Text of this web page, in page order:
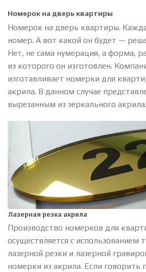
Номерок на дверь квартиры
Номерок на дверь квартиры.
номер. А вот какой он будет —
Нет, не сама нумерация, а форма,
из которого он изготовлен.
изготавливает номерки для
акрила. В данном случае
вырезанным из зеркального акрила.
Лазерная резка акрила
Производство номерков для
осуществляется с использованием
лазерной резки и лазерной
номерки из акрила. Если говорить